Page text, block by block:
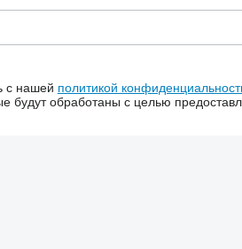
с нашей политикой
будут обработаны с целью